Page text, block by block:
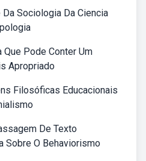
Sociologia Da Ciencia
Pode Conter Um
Apropriado
Filosóficas Educacionais
De Texto
Sobre O Behaviorismo